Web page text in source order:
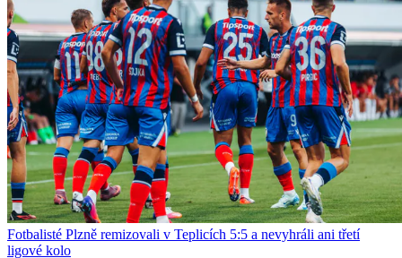
Fotbalisté Plzně remizovali v Teplicích 5:5 a nevyhráli ani třetí
ligové kolo